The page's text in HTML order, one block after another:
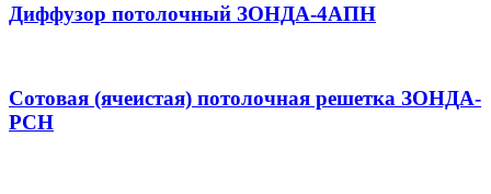
Диффузор потолочный ЗОНДА-4АПН
Сотовая (ячеистая) потолочная решетка ЗОНДА-
РСН